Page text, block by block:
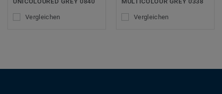
Vergleichen Vergleichen